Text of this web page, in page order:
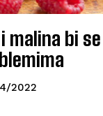
malina bi
2022